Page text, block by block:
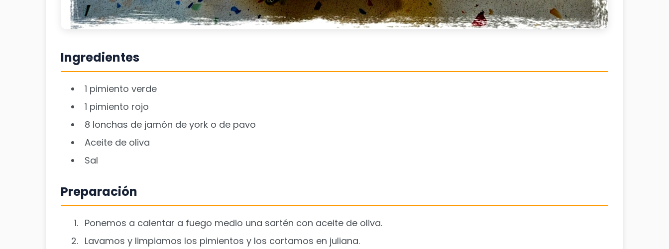
Ingredientes
1 pimiento verde
1 pimiento rojo
8 lonchas de jamón de york o de pavo
Aceite de oliva
Sal
Preparación
Ponemos a calentar a fuego medio una sartén con aceite de oliva.
Lavamos y limpiamos los pimientos y los cortamos en juliana.